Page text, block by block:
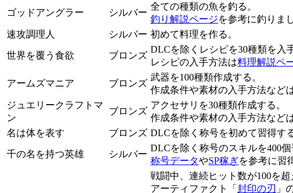
ゴッドアングラー シルバー
全ての種類の魚を釣る。
釣り解説ページを参考に釣りま
速攻調理人
シルバー 初めて料理を作る。
世界を覆う食欲 ブロンズ
DLCを除くレシピを30種類を入
レシピの入手方法は料理解説ペ
アームズマニア ブロンズ
武器を100種類作成する。
作成条件や素材の入手方法など
ジュエリークラフトマ
ン
ブロンズ
アクセサリを30種類作成する。
作成条件や素材の入手方法など
名は体を表す
ブロンズ DLCを除く称号を初めて習得する
千の名を持つ英雄 シルバー
DLCを除く称号のスキルを400個
称号データやSP稼ぎを参考に習
戦闘中、連続ヒット数が100を超
アーティファクト「 封印の刃 」